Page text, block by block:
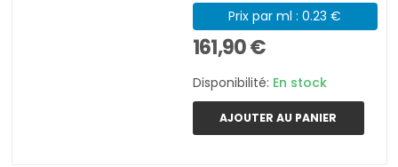
Prix par ml : 0.23 €
161,90 €
Disponibilité: En stock
AJOUTER AU PANIER